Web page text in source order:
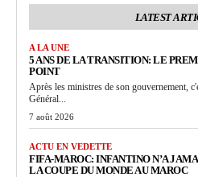
LATEST
A LA UNE
5 ANS DE LA TRANSITION: LE
POINT
Après les ministres de son gouvernement,
Général...
7 août 2026
ACTU EN VEDETTE
FIFA-MAROC: INFANTINO N’A
LA COUPE DU MONDE AU MAROC